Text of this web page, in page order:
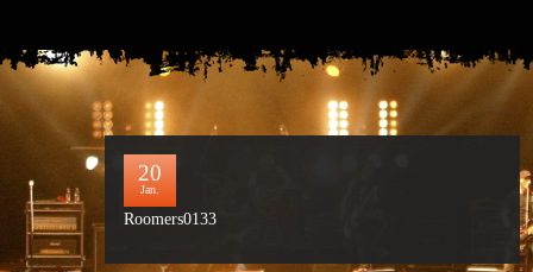
20
Jan.
Roomers0133